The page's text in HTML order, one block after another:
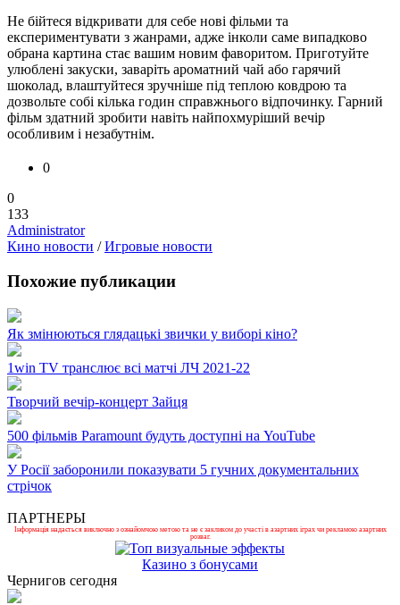
Не бійтеся відкривати для себе нові фільми та
експериментувати з жанрами, адже інколи саме випадково
обрана картина стає вашим новим фаворитом. Приготуйте
улюблені закуски, заваріть ароматний чай або гарячий
шоколад, влаштуйтеся зручніше під теплою ковдрою та
дозвольте собі кілька годин справжнього відпочинку. Гарний
фільм здатний зробити навіть найпохмуріший вечір
особливим і незабутнім.
0
0
133
Administrator
Кино новости /Игровые новости
Похожие публикации
Як змінюються глядацькі звички у виборі кіно?
1win TV транслює всі матчі ЛЧ 2021-22
Творчий вечір-концерт Зайця
500 фільмів Paramount будуть доступні на YouTube
У Росії заборонили показувати 5 гучних документальних
стрічок
ПАРТНЕРЫ
Інформація надається виключно з ознайомчою метою та не є закликом до участі в азартних іграх чи рекламою азартних
розваг.
Казино з бонусами
Чернигов сегодня